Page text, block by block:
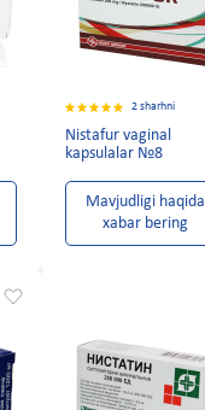
2 sharhni
Nistafur vaginal
kapsulalar №8
Mavjudligi haqida
xabar bering